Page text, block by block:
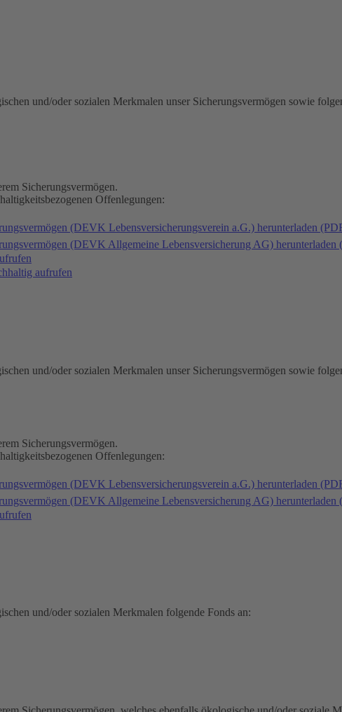
und/oder sozialen Merkmalen unser Sicherungsvermögen sowie
Sicherungsvermögen.
Offenlegungen:
(DEVK Lebensversicherungsverein a.G.) herunterladen
(DEVK Allgemeine Lebensversicherung AG)
aufrufen
und/oder sozialen Merkmalen unser Sicherungsvermögen sowie
Sicherungsvermögen.
Offenlegungen:
(DEVK Lebensversicherungsverein a.G.) herunterladen
(DEVK Allgemeine Lebensversicherung AG)
und/oder sozialen Merkmalen folgende Fonds an: